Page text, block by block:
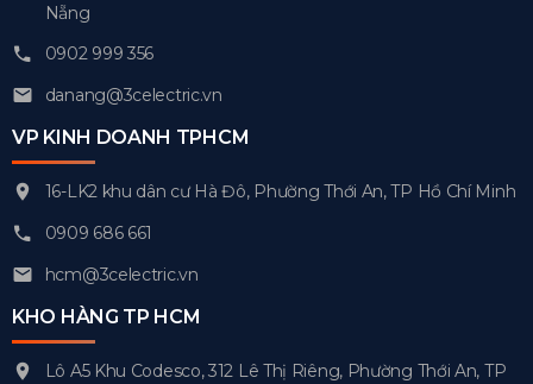
Nẵng
0902 999 356
danang@3celectric.vn
VP KINH DOANH TPHCM
16-LK2 khu dân cư Hà Đô, Phường Thới An, TP Hồ Chí Minh
0909 686 661
hcm@3celectric.vn
KHO HÀNG TP HCM
Lô A5 Khu Codesco, 312 Lê Thị Riêng, Phường Thới An, TP